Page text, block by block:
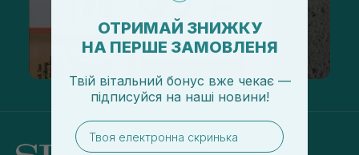
ОТРИМАЙ ЗНИЖКУ
НА ПЕРШЕ ЗАМОВЛЕНЯ
Твій вітальний бонус вже чекає —
підписуйся на наші новини!
email